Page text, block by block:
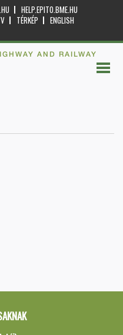
HELP.EPITO.BME.HU
TÉRKÉP
ENGLISH
AND RAILWAY